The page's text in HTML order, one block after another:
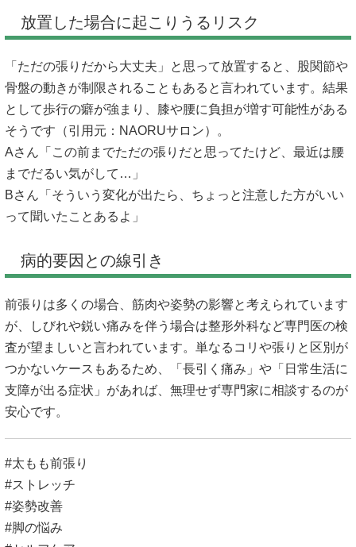
放置した場合に起こりうるリスク
「ただの張りだから大丈夫」と思って放置すると、股関節や
骨盤の動きが制限されることもあると言われています。結果
として歩行の癖が強まり、膝や腰に負担が増す可能性がある
そうです（引用元： NAORUサロン）。
Aさん「この前までただの張りだと思ってたけど、最近は腰
までだるい気がして…」
Bさん「そういう変化が出たら、ちょっと注意した方がいい
って聞いたことあるよ」
病的要因との線引き
前張りは多くの場合、筋肉や姿勢の影響と考えられています
が、しびれや鋭い痛みを伴う場合は整形外科など専門医の検
査が望ましいと言われています。単なるコリや張りと区別が
つかないケースもあるため、「長引く痛み」や「日常生活に
支障が出る症状」があれば、無理せず専門家に相談するのが
安心です。
#太もも前張り
#ストレッチ
#姿勢改善
#脚の悩み